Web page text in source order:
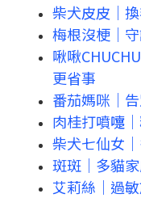
柴犬皮皮｜
梅根沒梗｜
啾啾
更省事
番茄媽咪｜
肉桂打噴嚏
柴犬七仙女
斑斑｜多貓
艾莉絲｜過